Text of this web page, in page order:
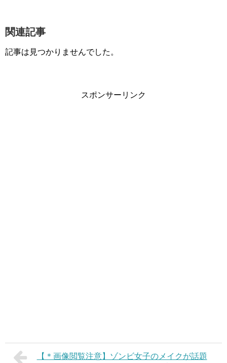
関連記事
記事は見つかりませんでした。
スポンサーリンク
【＊画像閲覧注意】ゾンビ女子のメイクが話題